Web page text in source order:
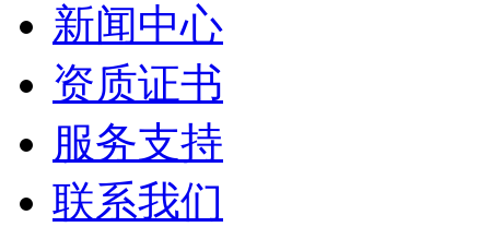
新闻中心
资质证书
服务支持
联系我们